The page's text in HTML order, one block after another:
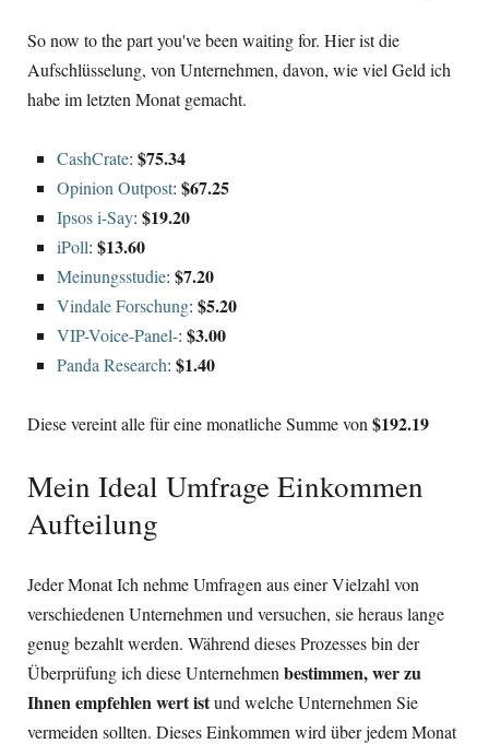
So now to the part you've been waiting for. Hier ist die
Aufschlüsselung, von Unternehmen, davon, wie viel Geld ich
habe im letzten Monat gemacht.
CashCrate: $75.34
Opinion Outpost: $67.25
Ipsos i-Say: $19.20
iPoll: $13.60
Meinungsstudie: $7.20
Vindale Forschung: $5.20
VIP-Voice-Panel-: $3.00
Panda Research: $1.40
Diese vereint alle für eine monatliche Summe von $192.19
Mein Ideal Umfrage Einkommen
Aufteilung
Jeder Monat Ich nehme Umfragen aus einer Vielzahl von
verschiedenen Unternehmen und versuchen, sie heraus lange
genug bezahlt werden. Während dieses Prozesses bin der
Überprüfung ich diese Unternehmen bestimmen, wer zu
Ihnen empfehlen wert istund welche Unternehmen Sie
vermeiden sollten. Dieses Einkommen wird über jedem Monat